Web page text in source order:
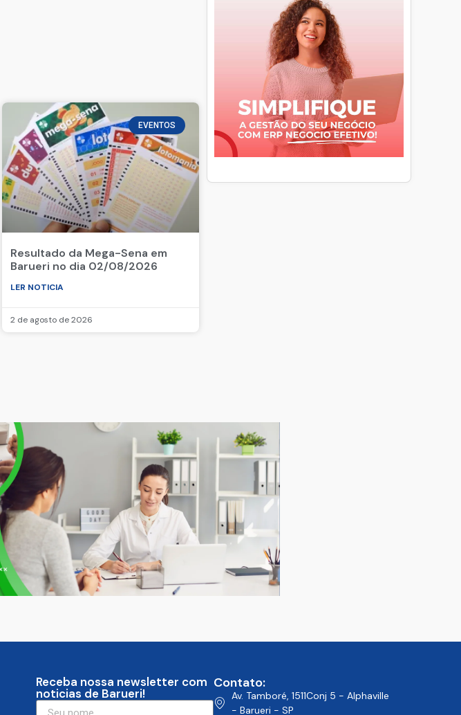
EVENTOS
Resultado da Mega-Sena em
Barueri no dia 02/08/2026
LER NOTICIA
2 de agosto de 2026
Receba nossa newsletter com
noticias de Barueri!
Contato:
Av. Tamboré, 1511Conj 5 - Alphaville
- Barueri - SP